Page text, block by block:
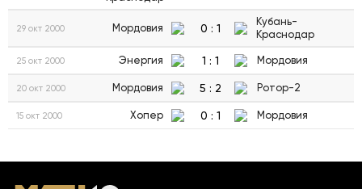
29 окт 2000 Мордовия 0 : 1
Кубань-
Краснодар
25 окт 2000 Энергия 1 : 1 Мордовия
20 окт 2000 Мордовия 5 : 2 Ротор-2
15 окт 2000 Хопер 0 : 1 Мордовия